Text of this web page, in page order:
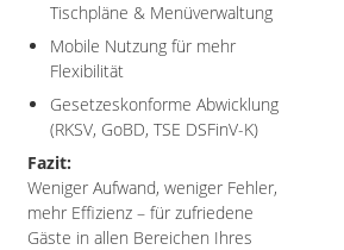
Tischpläne & Menüverwaltung
Mobile Nutzung für mehr
Flexibilität
Gesetzeskonforme Abwicklung
(RKSV, GoBD, TSE DSFinV-K)
Fazit:
Weniger Aufwand, weniger Fehler,
mehr Effizienz – für zufriedene
Gäste in allen Bereichen Ihres